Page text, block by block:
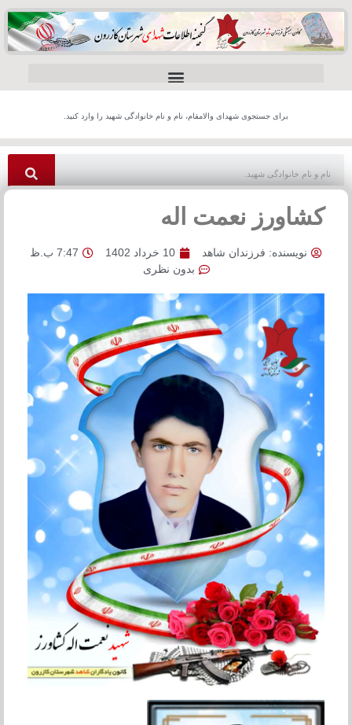
برای جستجوی شهدای والامقام، نام و نام خانوادگی شهید را وارد کنید.
کشاورز نعمت اله
نویسنده: فرزندان شاهد 10 خرداد 1402
7:47 ب.ظ
بدون نظری